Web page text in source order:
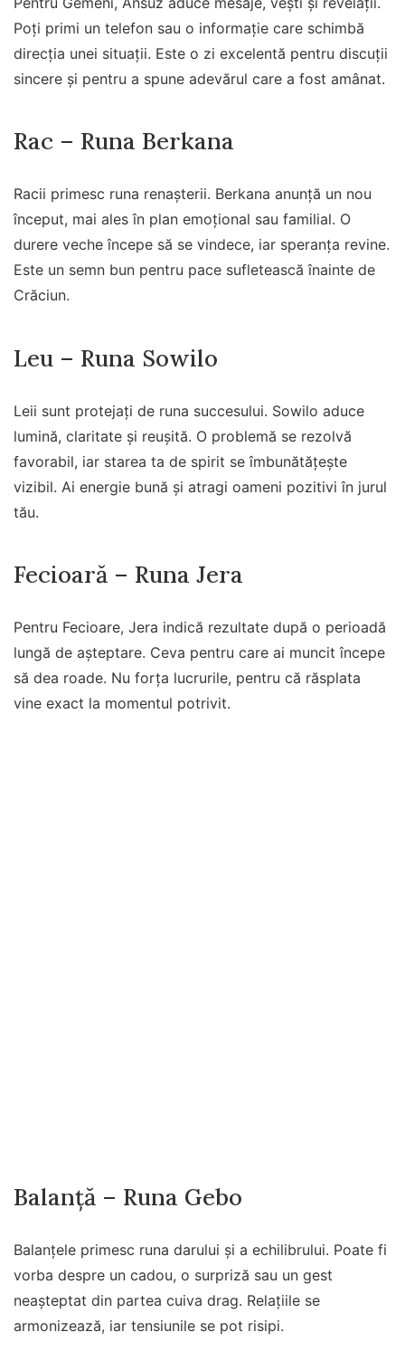
Poți primi un telefon sau o informație care schimbă
direcția unei situații. Este o zi excelentă pentru discuții
sincere și pentru a spune adevărul care a fost amânat.
Rac – Runa Berkana
Racii primesc runa renașterii. Berkana anunță un nou
început, mai ales în plan emoțional sau familial. O
durere veche începe să se vindece, iar speranța revine.
Este un semn bun pentru pace sufletească înainte de
Crăciun.
Leu – Runa Sowilo
Leii sunt protejați de runa succesului. Sowilo aduce
lumină, claritate și reușită. O problemă se rezolvă
favorabil, iar starea ta de spirit se îmbunătățește
vizibil. Ai energie bună și atragi oameni pozitivi în jurul
tău.
Fecioară – Runa Jera
Pentru Fecioare, Jera indică rezultate după o perioadă
lungă de așteptare. Ceva pentru care ai muncit începe
să dea roade. Nu forța lucrurile, pentru că răsplata
vine exact la momentul potrivit.
Balanță – Runa Gebo
Balanțele primesc runa darului și a echilibrului. Poate fi
vorba despre un cadou, o surpriză sau un gest
neașteptat din partea cuiva drag. Relațiile se
armonizează, iar tensiunile se pot risipi.